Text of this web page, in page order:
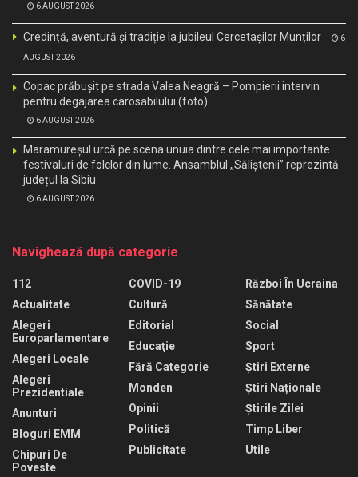
6 AUGUST 2026
Credință, aventură și tradiție la jubileul Cercetașilor Munților 6
AUGUST 2026
Copac prăbușit pe strada Valea Neagră – Pompierii intervin
pentru degajarea carosabilului (foto)
6 AUGUST 2026
Maramureșul urcă pe scena unuia dintre cele mai importante
festivaluri de folclor din lume. Ansamblul „Săliștenii” reprezintă
județul la Sibiu
6 AUGUST 2026
Navighează după categorie
112
Actualitate
Alegeri
Europarlamentare
Alegeri Locale
Alegeri
Prezidentiale
Anunturi
Bloguri EMM
Chipuri De
Poveste
COVID-19
Cultură
Editorial
Educaţie
Fără Categorie
Monden
Opinii
Politică
Publicitate
Război În Ucraina
Sănătate
Social
Sport
Știri Externe
Știri Naționale
Știrile Zilei
Timp Liber
Utile